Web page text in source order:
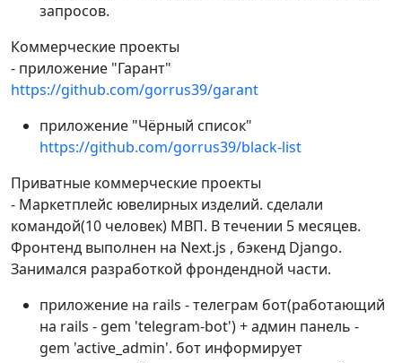
запросов.
Коммерческие проекты
- приложение "Гарант"
https://github.com/gorrus39/garant
приложение "Чёрный список"
https://github.com/gorrus39/black-list
Приватные коммерческие проекты
- Маркетплейс ювелирных изделий. сделали
командой(10 человек) МВП. В течении 5 месяцев.
Фронтенд выполнен на Next.js , бэкенд Django.
Занимался разработкой фрондендной части.
приложение на rails - телеграм бот(работающий
на rails - gem 'telegram-bot') + админ панель -
gem 'active_admin'. бот информирует